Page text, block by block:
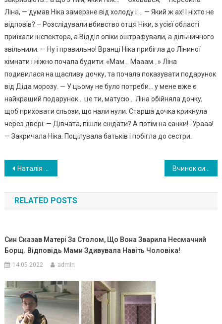
Ліна, — думав Ніка замерзне від холоду і … — Який ж ах! І ніхто не
відповів? – Розслідували вбивство отця Ніки, з усієї області
приїхали інспектора, а Відділ опіки оштрафували, а дільничного
звільнили. — Ну і правильно! Вранці Ніка прибігла до Ліниної
кімнати і ніжно почала будити: «Мам… Мааам…» Ліна
подивилася на щасливу дочку, та почала показувати подарунок
від Діда морозу. — У цьому не було потреби… у мене вже є
найкращий подарунок… це ти, матусю… Ліна обійняла дочку,
щоб приховати сльози, що нали нули. Старша дочка крикнула
через двері: — Дівчата, пішли снідати? А потім на санки! -Урааа!
— Закричала Ніка. Поцілувала батьків і побігла до сестри.
Навигация
по
записям
Наталія була впевнена, що ніколи не називатиме свою свекруху «мамою». Але після одного випадку вона не стрималася
RELATED POSTS
Син Сказав Матері За Столом, Що Вона Зварила Несмачний
Борщ. Відповідь Мами Здивувала Навіть Чоловіка!
14.05.2022 admin